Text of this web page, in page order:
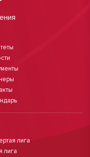
лига
лига